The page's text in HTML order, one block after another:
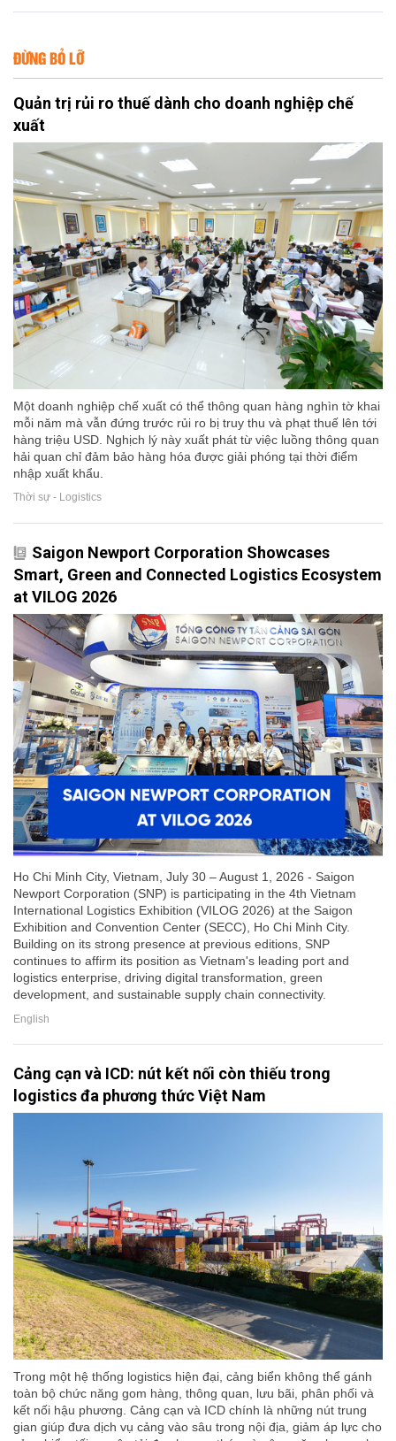
ĐỪNG BỎ LỠ
Quản trị rủi ro thuế dành cho doanh nghiệp chế
xuất
Một doanh nghiệp chế xuất có thể thông quan hàng nghìn tờ khai
mỗi năm mà vẫn đứng trước rủi ro bị truy thu và phạt thuế lên tới
hàng triệu USD. Nghịch lý này xuất phát từ việc luồng thông quan
hải quan chỉ đảm bảo hàng hóa được giải phóng tại thời điểm
nhập xuất khẩu.
Thời sự - Logistics
Saigon Newport Corporation Showcases
Smart, Green and Connected Logistics Ecosystem
at VILOG 2026
Ho Chi Minh City, Vietnam, July 30 – August 1, 2026 - Saigon
Newport Corporation (SNP) is participating in the 4th Vietnam
International Logistics Exhibition (VILOG 2026) at the Saigon
Exhibition and Convention Center (SECC), Ho Chi Minh City.
Building on its strong presence at previous editions, SNP
continues to affirm its position as Vietnam's leading port and
logistics enterprise, driving digital transformation, green
development, and sustainable supply chain connectivity.
English
Cảng cạn và ICD: nút kết nối còn thiếu trong
logistics đa phương thức Việt Nam
Trong một hệ thống logistics hiện đại, cảng biển không thể gánh
toàn bộ chức năng gom hàng, thông quan, lưu bãi, phân phối và
kết nối hậu phương. Cảng cạn và ICD chính là những nút trung
gian giúp đưa dịch vụ cảng vào sâu trong nội địa, giảm áp lực cho